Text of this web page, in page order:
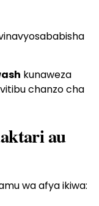
kunaweza
chanzo cha
au
wa afya ikiwa: